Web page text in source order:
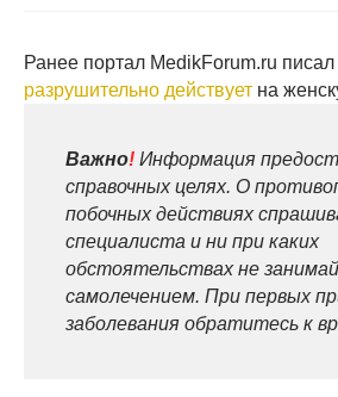
Ранее портал MedikForum.ru писал
разрушительно действует на
Важно! Информация
справочных целях. О
побочных действиях
специалиста и ни при каких
обстоятельствах не
самолечением. При первых
заболевания обратитесь к